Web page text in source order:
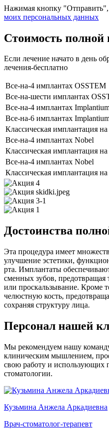
Нажимая кнопку "Отправить",
моих персональных данных
Стоимость
Если лечение начато в день
лечения-бесплатно
Все-на-4 имплантах OSSTEM
Все-на-шести имплантах
Все-на-4 имплантах
Все-на-6 имплантах
Классическая имплантация
Все-на-4 имплантах Nobel
Классическая имплантация
Все-на-4 имплантах Nobel
Классическая имплантация
Достоинства
Эта процедура имеет
улучшение эстетики,
рта. Имплантаты
сменных зубов,
или проскальзывание. Кроме
челюстную кость,
сохраняя структуру лица.
Персонал нашей
Мы рекомендуем нашу
клиническим мышлением,
свою работу и использующих
стоматологии.
Кузьмина Анжела Аркадиевна
Врач-стоматолог-терапевт